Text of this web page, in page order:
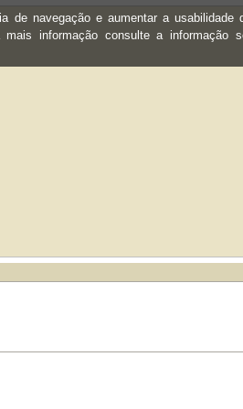
de navegação e aumentar a usabilidade
informação consulte a informação